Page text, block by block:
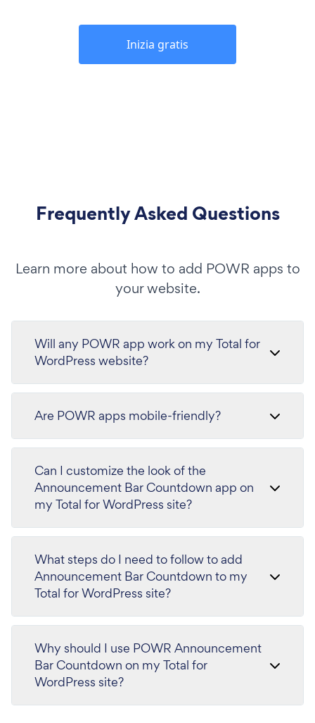
Inizia gratis
Frequently Asked Questions
Learn more about how to add POWR apps to
your website.
Will any POWR app work on my Total for
WordPress website?
Are POWR apps mobile-friendly?
Can I customize the look of the
Announcement Bar Countdown app on
my Total for WordPress site?
What steps do I need to follow to add
Announcement Bar Countdown to my
Total for WordPress site?
Why should I use POWR Announcement
Bar Countdown on my Total for
WordPress site?